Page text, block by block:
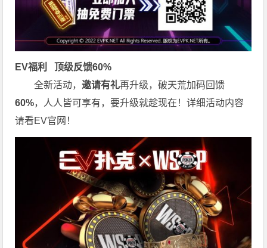
EV福利 顶级反馈60%
全新活动，邀请有礼再升级，破天荒加码回馈
60%，人人皆可享有，要升级就趁现在！详细活动内容
请看EV官网！